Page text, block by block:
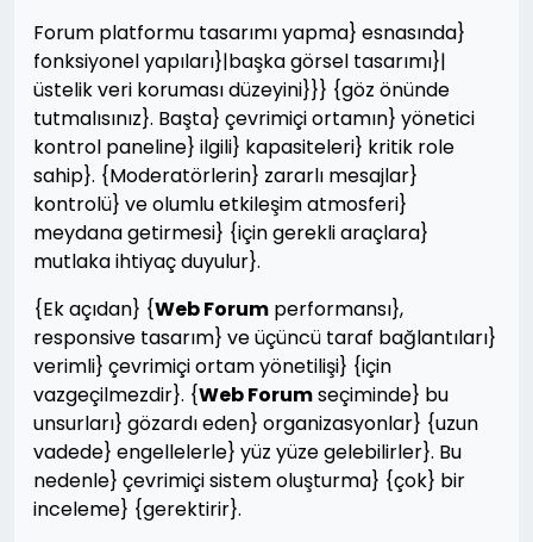
Forum platformu tasarımı yapma} esnasında}
fonksiyonel yapıları}|başka görsel tasarımı}|
üstelik veri koruması düzeyini}}} {göz önünde
tutmalısınız}. Başta} çevrimiçi ortamın} yönetici
kontrol paneline} ilgili} kapasiteleri} kritik role
sahip}. {Moderatörlerin} zararlı mesajlar}
kontrolü} ve olumlu etkileşim atmosferi}
meydana getirmesi} {için gerekli araçlara}
mutlaka ihtiyaç duyulur}.
{Ek açıdan} {Web Forum performansı},
responsive tasarım} ve üçüncü taraf bağlantıları}
verimli} çevrimiçi ortam yönetilişi} {için
vazgeçilmezdir}. {Web Forumseçiminde} bu
unsurları} gözardı eden} organizasyonlar} {uzun
vadede} engellelerle} yüz yüze gelebilirler}. Bu
nedenle} çevrimiçi sistem oluşturma} {çok} bir
inceleme} {gerektirir}.